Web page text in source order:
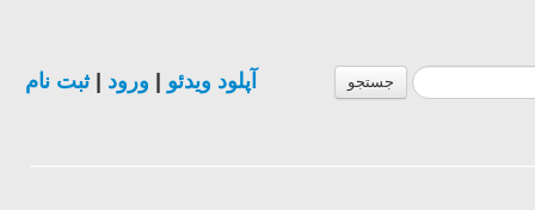
جستجو آپلود ویدئو ورود |ثبت نام